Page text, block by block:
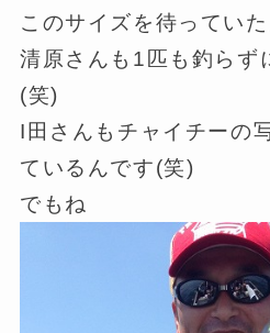
このサイズを待っていた
清原さんも1匹も釣らず
(笑)
I田さんもチャイチーの
ているんです(笑)
でもね